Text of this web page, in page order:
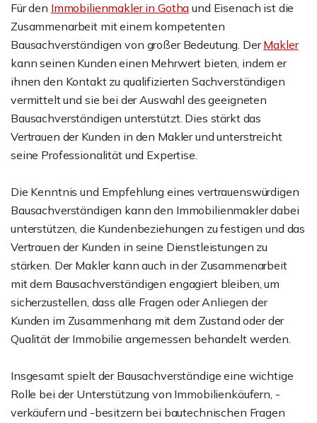
Für den Immobilienmakler in Gotha und Eisenach ist die
Zusammenarbeit mit einem kompetenten
Bausachverständigen von großer Bedeutung. DerMakler
kann seinen Kunden einen Mehrwert bieten, indem er
ihnen den Kontakt zu qualifizierten Sachverständigen
vermittelt und sie bei der Auswahl des geeigneten
Bausachverständigen unterstützt. Dies stärkt das
Vertrauen der Kunden in den Makler und unterstreicht
seine Professionalität und Expertise.
Die Kenntnis und Empfehlung eines vertrauenswürdigen
Bausachverständigen kann den Immobilienmakler dabei
unterstützen, die Kundenbeziehungen zu festigen und das
Vertrauen der Kunden in seine Dienstleistungen zu
stärken. Der Makler kann auch in der Zusammenarbeit
mit dem Bausachverständigen engagiert bleiben, um
sicherzustellen, dass alle Fragen oder Anliegen der
Kunden im Zusammenhang mit dem Zustand oder der
Qualität der Immobilie angemessen behandelt werden.
Insgesamt spielt der Bausachverständige eine wichtige
Rolle bei der Unterstützung von Immobilienkäufern, -
verkäufern und -besitzern bei bautechnischen Fragen